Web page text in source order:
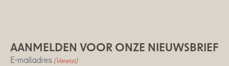
AANMELDEN VOOR ONZE NIEUWSBRIEF
E-mailadres (Vereist)